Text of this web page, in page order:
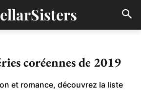
coréennes de 2019
et romance, découvrez la liste